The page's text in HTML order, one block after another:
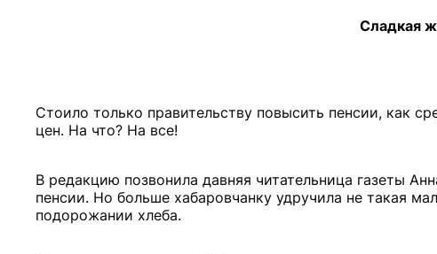
Сладкая
Стоило только правительству повысить пенсии, как
цен. На что? На все!
В редакцию позвонила давняя читательница газеты
пенсии. Но больше хабаровчанку удручила не такая
подорожании хлеба.